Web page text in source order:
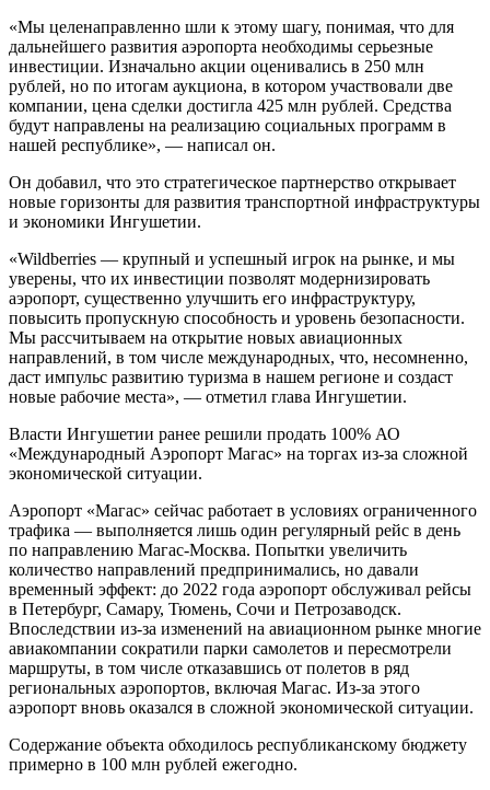
«Мы целенаправленно шли к этому шагу, понимая, что для
дальнейшего развития аэропорта необходимы серьезные
инвестиции. Изначально акции оценивались в 250 млн
рублей, но по итогам аукциона, в котором участвовали две
компании, цена сделки достигла 425 млн рублей. Средства
будут направлены на реализацию социальных программ в
нашей республике», — написал он.
Он добавил, что это стратегическое партнерство открывает
новые горизонты для развития транспортной инфраструктуры
и экономики Ингушетии.
«Wildberries — крупный и успешный игрок на рынке, и мы
уверены, что их инвестиции позволят модернизировать
аэропорт, существенно улучшить его инфраструктуру,
повысить пропускную способность и уровень безопасности.
Мы рассчитываем на открытие новых авиационных
направлений, в том числе международных, что, несомненно,
даст импульс развитию туризма в нашем регионе и создаст
новые рабочие места», — отметил глава Ингушетии.
Власти Ингушетии ранее решили продать 100% АО
«Международный Аэропорт Магас» на торгах из-за сложной
экономической ситуации.
Аэропорт «Магас» сейчас работает в условиях ограниченного
трафика — выполняется лишь один регулярный рейс в день
по направлению Магас-Москва. Попытки увеличить
количество направлений предпринимались, но давали
временный эффект: до 2022 года аэропорт обслуживал рейсы
в Петербург, Самару, Тюмень, Сочи и Петрозаводск.
Впоследствии из-за изменений на авиационном рынке многие
авиакомпании сократили парки самолетов и пересмотрели
маршруты, в том числе отказавшись от полетов в ряд
региональных аэропортов, включая Магас. Из-за этого
аэропорт вновь оказался в сложной экономической ситуации.
Содержание объекта обходилось республиканскому бюджету
примерно в 100 млн рублей ежегодно.